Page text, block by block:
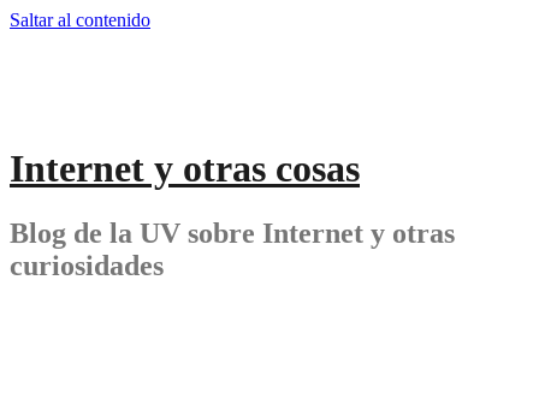
Saltar al contenido
Internet y otras cosas
Blog de la UV sobre Internet y otras
curiosidades